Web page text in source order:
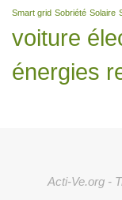
Smart grid Sobriété Solaire
voiture
énergies
Acti-Ve.org -